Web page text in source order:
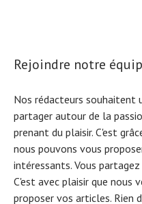
Rejoindre notre
Nos rédacteurs souhaitent
partager autour de la
prenant du plaisir. C'est
nous pouvons vous
intéressants. Vous
C'est avec plaisir que nous
proposer vos articles. Rien